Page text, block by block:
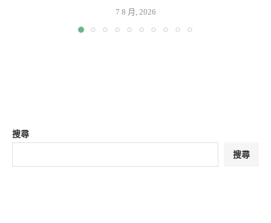
7 8 月, 2026
搜尋
搜尋